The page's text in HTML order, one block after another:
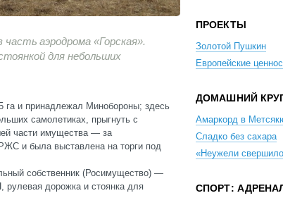
аэродрома «Горская».
для небольших
га и принадлежал Минобороны; здесь
самолетиках, прыгнуть с
части имущества — за
и была выставлена на торги под
собственник (Росимущество) —
рулевая дорожка и стоянка для
ПРОЕКТЫ
Золотой Пушкин
Европейские
ДОМАШНИЙ
Амаркорд в
Сладко без сахара
«Неужели
СПОРТ: